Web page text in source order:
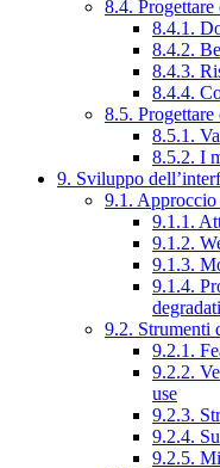
8.4.
8.4.1.
8.4.2.
8.4.3.
8.4.4.
8.5.
8.5.1.
8.5.2. I
9. Sviluppo
9.1.
9.1.1.
9.1.2.
9.1.3.
9.1.4.
9.2. Strumenti
9.2.1.
9.2.2.
use
9.2.3.
9.2.4.
9.2.5.